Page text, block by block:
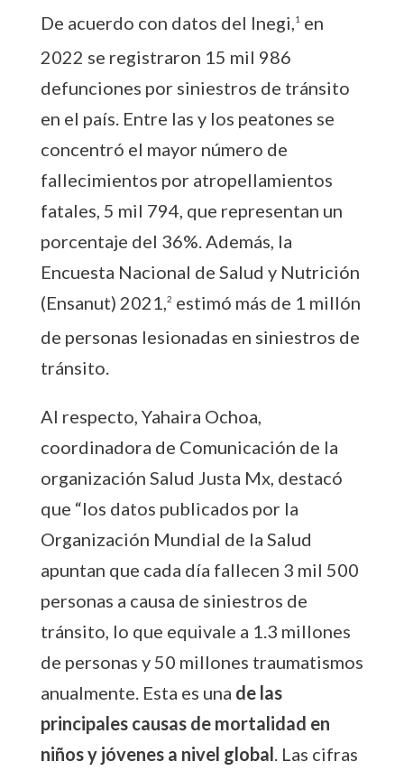
De acuerdo con datos del Inegi,1en
2022 se registraron 15 mil 986
defunciones por siniestros de tránsito
en el país. Entre las y los peatones se
concentró el mayor número de
fallecimientos por atropellamientos
fatales, 5 mil 794, que representan un
porcentaje del 36%. Además, la
Encuesta Nacional de Salud y Nutrición
(Ensanut) 2021,2 estimó más de 1 millón
de personas lesionadas en siniestros de
tránsito.
Al respecto, Yahaira Ochoa,
coordinadora de Comunicación de la
organización Salud Justa Mx, destacó
que “los datos publicados por la
Organización Mundial de la Salud
apuntan que cada día fallecen 3 mil 500
personas a causa de siniestros de
tránsito, lo que equivale a 1.3 millones
de personas y 50 millones traumatismos
anualmente. Esta es una de las
principales causas de mortalidad en
niños y jóvenes a nivel global. Las cifras